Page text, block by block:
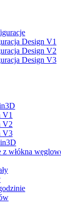
Design V1
Design V2
Design V3
V1
V2
V3
z włókna